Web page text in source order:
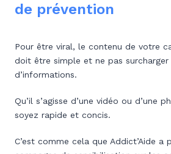
de prévention
Pour être viral, le contenu de votre
doit être simple et ne pas
d’informations.
Qu’il s’agisse d’une vidéo ou d’une
soyez rapide et concis.
C’est comme cela que Addict’Aide a